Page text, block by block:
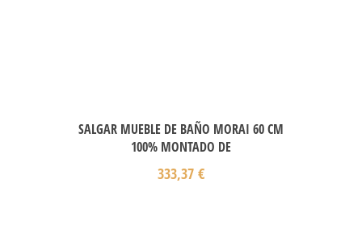
SALGAR MUEBLE DE BAÑO MORAI 60 CM
100% MONTADO DE
333,37 €